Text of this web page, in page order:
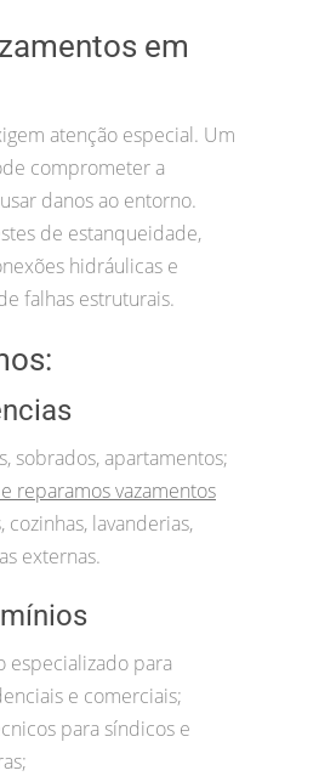
em
atenção especial. Um
comprometer a
danos ao entorno.
de estanqueidade,
hidráulicas e
falhas estruturais.
sobrados, apartamentos;
reparamos vazamentos
cozinhas, lavanderias,
externas.
especializado para
e comerciais;
para síndicos e